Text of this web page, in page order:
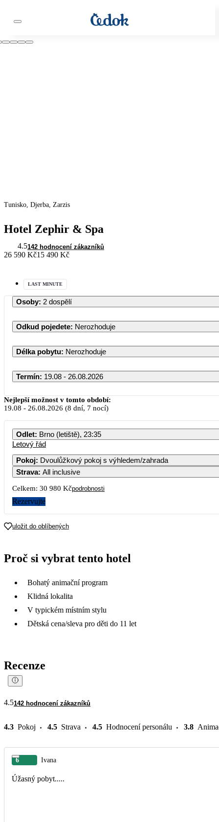
Tunisko, Djerba, Zarzis
Hotel Zephir & Spa
4.5142 hodnocení zákazníků
26 590 Kč15 490 Kč
LAST MINUTE
Osoby: 2 dospělí
Odkud pojedete: Nerozhoduje
Délka pobytu: Nerozhoduje
Termín: 19.08 - 26.08.2026
Nejlepší možnost v tomto období:
19.08 - 26.08.2026 (8 dní, 7 nocí)
Odlet: Brno (letiště), 23:35
Letový řád
Pokoj: Dvoulůžkový pokoj s výhledem/zahrada
Strava: All inclusive
Celkem: 30 980 Kčpodrobnosti
Rezervujte
uložit do oblíbených
Proč si vybrat tento hotel
Bohatý animační program
Klidná lokalita
V typickém místním stylu
Dětská cena/sleva pro děti do 11 let
Recenze
4.5142 hodnocení zákazníků
4.3 Pokoj 4.5 Strava 4.5 Hodnocení personálu 3.8
6 Ivana
Úžasný pobyt.....